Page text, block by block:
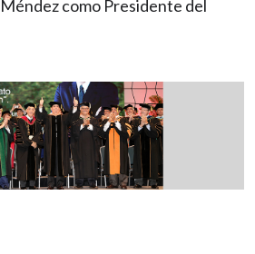
como Presidente del